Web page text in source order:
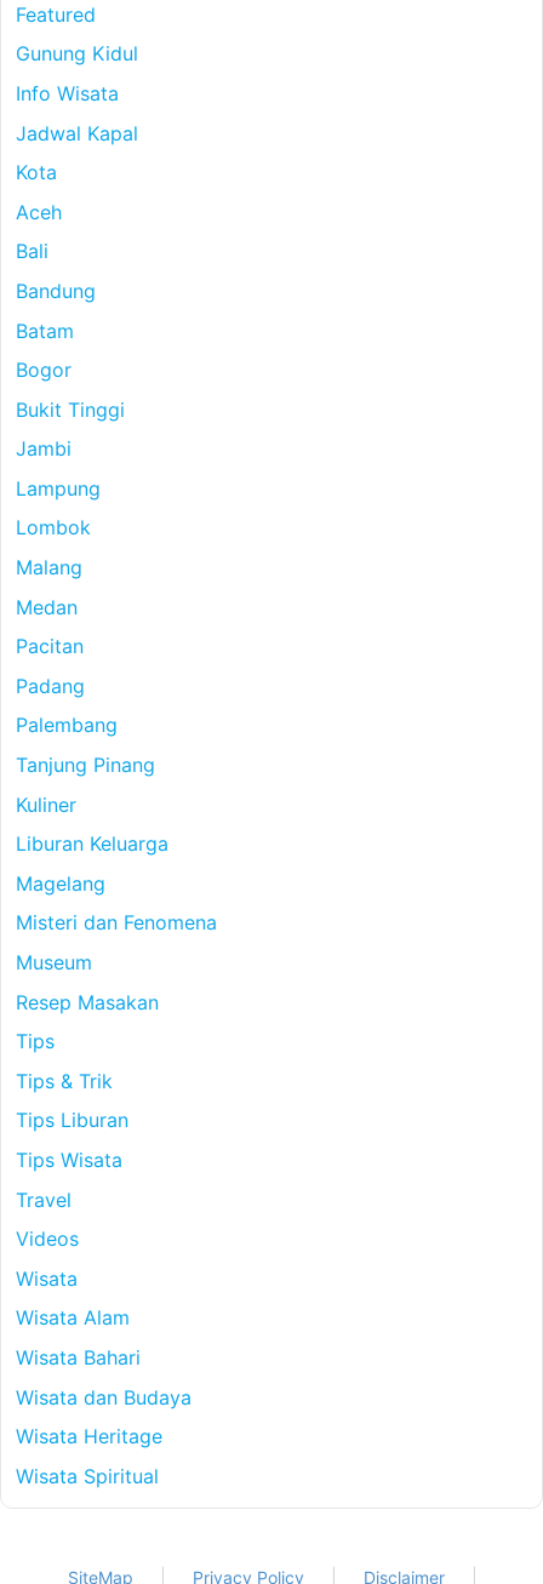
Featured
Gunung Kidul
Info Wisata
Jadwal Kapal
Kota
Aceh
Bali
Bandung
Batam
Bogor
Bukit Tinggi
Jambi
Lampung
Lombok
Malang
Medan
Pacitan
Padang
Palembang
Tanjung Pinang
Kuliner
Liburan Keluarga
Magelang
Misteri dan Fenomena
Museum
Resep Masakan
Tips
Tips & Trik
Tips Liburan
Tips Wisata
Travel
Videos
Wisata
Wisata Alam
Wisata Bahari
Wisata dan Budaya
Wisata Heritage
Wisata Spiritual
SiteMap Privacy Policy Disclaimer